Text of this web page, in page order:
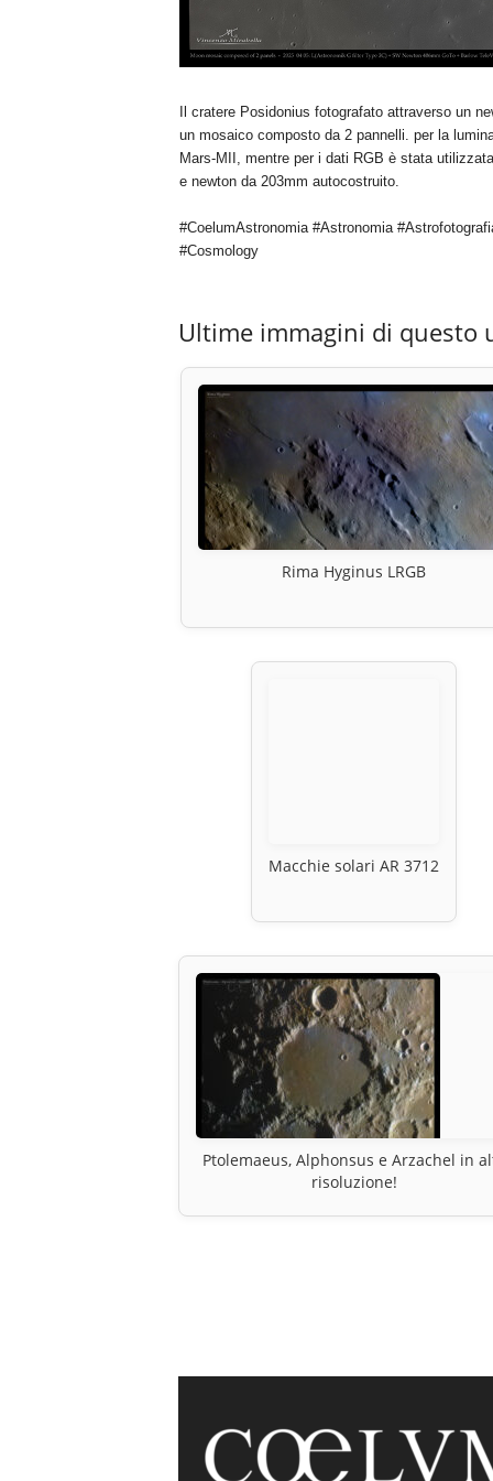
Il cratere Posidonius fotografato attraverso un
un mosaico composto da 2 pannelli. per la
Mars-MII, mentre per i dati RGB è stata
e newton da 203mm autocostruito.
#CoelumAstronomia #Astronomia
#Cosmology
Ultime immagini di questo
Rima Hyginus LRGB
Macchie solari AR 3712
Ptolemaeus, Alphonsus e Arzachel in
risoluzione!